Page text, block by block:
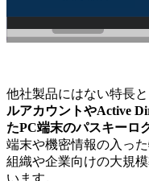
他社製品にはない特長
ルアカウントやActive
たPC端末のパスキーロ
端末や機密情報の入っ
組織や企業向けの大規
います。